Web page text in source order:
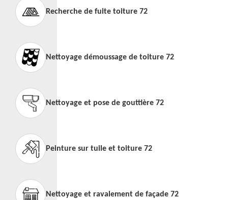
Recherche de fuite toiture 72
Nettoyage démoussage de toiture 72
Nettoyage et pose de gouttière 72
Peinture sur tuile et toiture 72
Nettoyage et ravalement de façade 72